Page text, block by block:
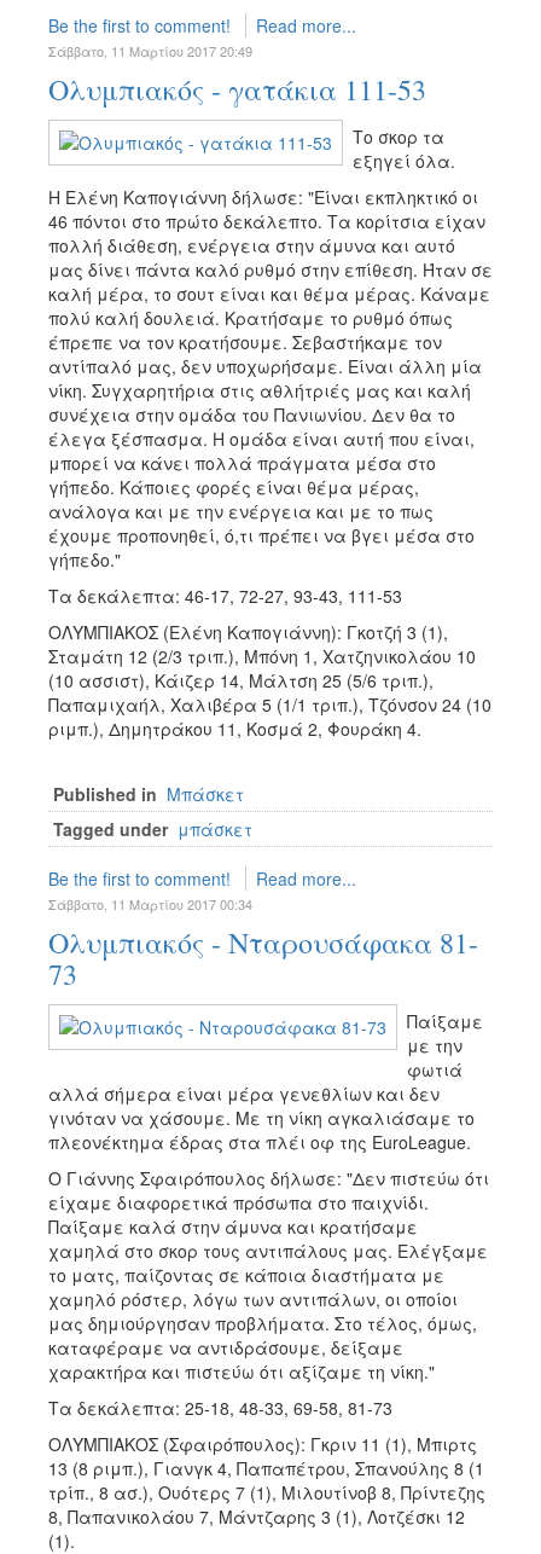
Be the first to comment! Read more...
Σάββατο, 11 Μαρτίου 2017 20:49
Ολυμπιακός - γατάκια 111-53
Το σκορ τα
εξηγεί όλα.
Η Ελένη Καπογιάννη δήλωσε: "Είναι εκπληκτικό οι
46 πόντοι στο πρώτο δεκάλεπτο. Τα κορίτσια είχαν
πολλή διάθεση, ενέργεια στην άμυνα και αυτό
μας δίνει πάντα καλό ρυθμό στην επίθεση. Ήταν σε
καλή μέρα, το σουτ είναι και θέμα μέρας. Κάναμε
πολύ καλή δουλειά. Κρατήσαμε το ρυθμό όπως
έπρεπε να τον κρατήσουμε. Σεβαστήκαμε τον
αντίπαλό μας, δεν υποχωρήσαμε. Είναι άλλη μία
νίκη. Συγχαρητήρια στις αθλήτριές μας και καλή
συνέχεια στην ομάδα του Πανιωνίου. Δεν θα το
έλεγα ξέσπασμα. Η ομάδα είναι αυτή που είναι,
μπορεί να κάνει πολλά πράγματα μέσα στο
γήπεδο. Κάποιες φορές είναι θέμα μέρας,
ανάλογα και με την ενέργεια και με το πως
έχουμε προπονηθεί, ό,τι πρέπει να βγει μέσα στο
γήπεδο."
Τα δεκάλεπτα: 46-17, 72-27, 93-43, 111-53
ΟΛΥΜΠΙΑΚΟΣ (Ελένη Καπογιάννη): Γκοτζή 3 (1),
Σταμάτη 12 (2/3 τριπ.), Μπόνη 1, Χατζηνικολάου 10
(10 ασσιστ), Κάιζερ 14, Μάλτση 25 (5/6 τριπ.),
Παπαμιχαήλ, Χαλιβέρα 5 (1/1 τριπ.), Τζόνσον 24 (10
ριμπ.), Δημητράκου 11, Κοσμά 2, Φουράκη 4.
Published in Μπάσκετ
Tagged under μπάσκετ
Be the first to comment! Read more...
Σάββατο, 11 Μαρτίου 2017 00:34
Ολυμπιακός - Νταρουσάφακα 81-
73
Παίξαμε
με την
φωτιά
αλλά σήμερα είναι μέρα γενεθλίων και δεν
γινόταν να χάσουμε. Με τη νίκη αγκαλιάσαμε το
πλεονέκτημα έδρας στα πλέι οφ της EuroLeague.
Ο Γιάννης Σφαιρόπουλος δήλωσε: "Δεν πιστεύω ότι
είχαμε διαφορετικά πρόσωπα στο παιχνίδι.
Παίξαμε καλά στην άμυνα και κρατήσαμε
χαμηλά στο σκορ τους αντιπάλους μας. Ελέγξαμε
το ματς, παίζοντας σε κάποια διαστήματα με
χαμηλό ρόστερ, λόγω των αντιπάλων, οι οποίοι
μας δημιούργησαν προβλήματα. Στο τέλος, όμως,
καταφέραμε να αντιδράσουμε, δείξαμε
χαρακτήρα και πιστεύω ότι αξίζαμε τη νίκη."
Τα δεκάλεπτα: 25-18, 48-33, 69-58, 81-73
ΟΛΥΜΠΙΑΚΟΣ (Σφαιρόπουλος): Γκριν 11 (1), Μπιρτς
13 (8 ριμπ.), Γιανγκ 4, Παπαπέτρου, Σπανούλης 8 (1
τρίπ., 8 ασ.), Ουότερς 7 (1), Μιλουτίνοβ 8, Πρίντεζης
8, Παπανικολάου 7, Μάντζαρης 3 (1), Λοτζέσκι 12
(1).